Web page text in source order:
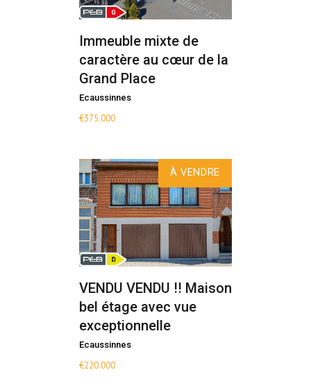
Immeuble mixte de
caractère au cœur de la
Grand Place
Ecaussinnes
€375.000
À VENDRE
VENDU VENDU !! Maison
bel étage avec vue
exceptionnelle
Ecaussinnes
€220.000